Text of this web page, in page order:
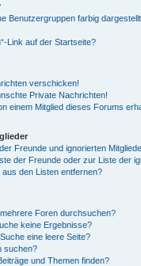
Benutzergruppen farbig
Link auf der Startseite?
verschicken!
Private Nachrichten!
einem Mitglied dieses Forums
Freunde und ignorierten
der Freunde oder zur Liste der
den Listen entfernen?
Foren durchsuchen?
keine Ergebnisse?
eine leere Seite?
suchen?
und Themen finden?